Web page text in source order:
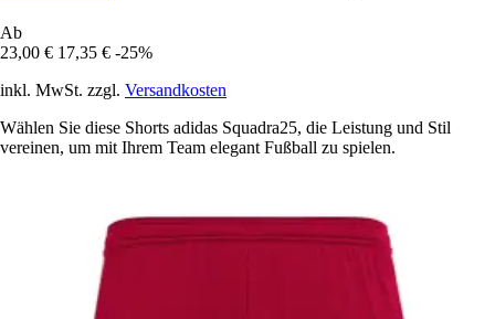
Ab
23,00 € 17,35 € -25%
inkl. MwSt. zzgl. Versandkosten
Wählen Sie diese Shorts adidas Squadra25, die Leistung und Stil
vereinen, um mit Ihrem Team elegant Fußball zu spielen.